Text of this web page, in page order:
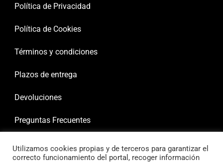
Política de Privacidad
Política de Cookies
Términos y condiciones
Plazos de entrega
Devoluciones
Preguntas Frecuentes
Utilizamos cookies propias y de terceros para garantizar el
correcto funcionamiento del portal, recoger información